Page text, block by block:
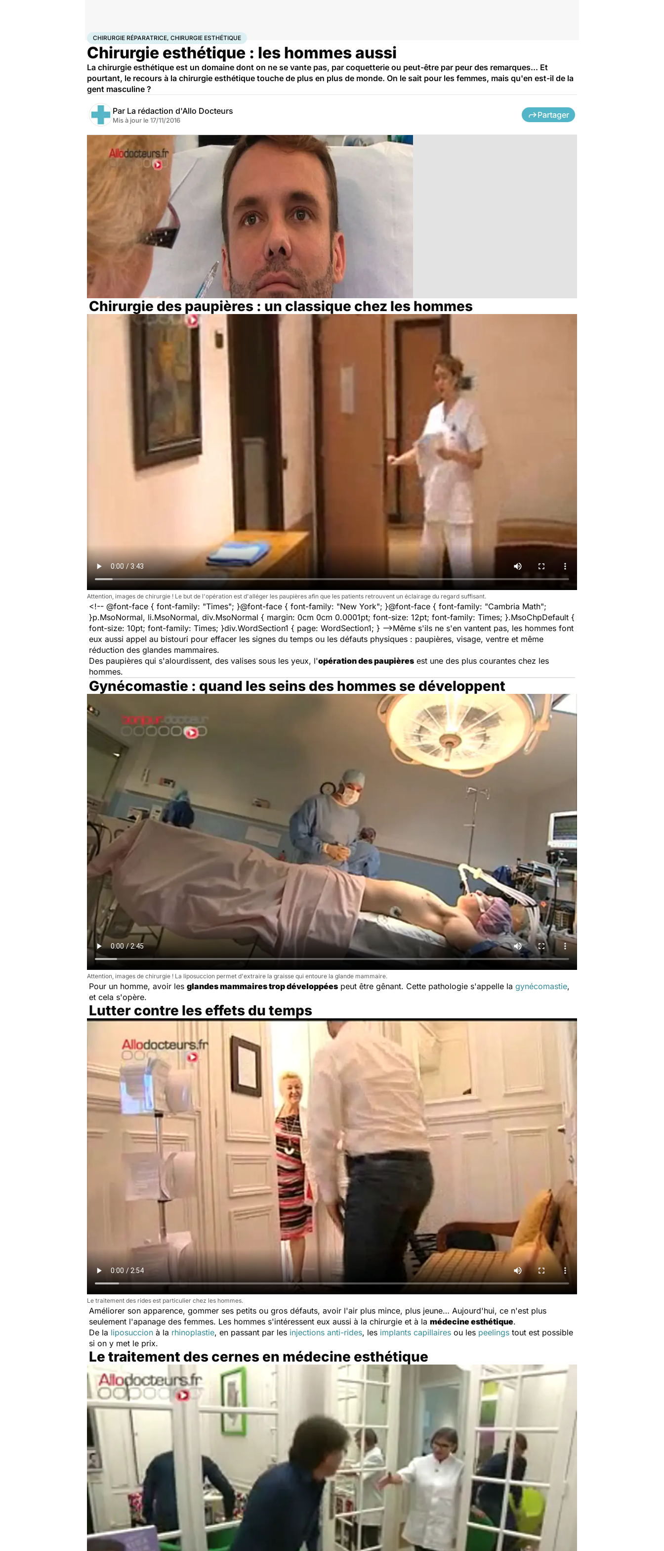
AccueilSantéMaladiesChirurgie réparatrice, chirurgie esthétique
CHIRURGIE RÉPARATRICE, CHIRURGIE ESTHÉTIQUE
Chirurgie esthétique : les hommes aussi
La chirurgie esthétique est un domaine dont on ne se vante pas, par coquetterie ou peut-être par peur des remarques... Et
pourtant, le recours à la chirurgie esthétique touche de plus en plus de monde. On le sait pour les femmes, mais qu'en est-il de la
gent masculine ?
Par La rédaction d'Allo Docteurs
Mis à jour le 17/11/2016
Partager
Chirurgie des paupières : un classique chez les hommes
Attention, images de chirurgie ! Le but de l'opération est d'alléger les paupières afin que les patients retrouvent un éclairage du regard suffisant.
<!-- @font-face { font-family: "Times"; }@font-face { font-family: "New York"; }@font-face { font-family: "Cambria Math";
}p.MsoNormal, li.MsoNormal, div.MsoNormal { margin: 0cm 0cm 0.0001pt; font-size: 12pt; font-family: Times; }.MsoChpDefault {
font-size: 10pt; font-family: Times; }div.WordSection1 { page: WordSection1; } -->Même s'ils ne s'en vantent pas, les hommes font
eux aussi appel au bistouri pour effacer les signes du temps ou les défauts physiques : paupières, visage, ventre et même
réduction des glandes mammaires.
Des paupières qui s'alourdissent, des valises sous les yeux, l'opération des paupières est une des plus courantes chez les
hommes.
Gynécomastie : quand les seins des hommes se développent
Attention, images de chirurgie ! La liposuccion permet d'extraire la graisse qui entoure la glande mammaire.
Pour un homme, avoir les glandes mammaires trop développées peut être gênant. Cette pathologie s'appelle la gynécomastie,
et cela s'opère.
Lutter contre les effets du temps
Le traitement des rides est particulier chez les hommes.
Améliorer son apparence, gommer ses petits ou gros défauts, avoir l'air plus mince, plus jeune… Aujourd'hui, ce n'est plus
seulement l'apanage des femmes. Les hommes s'intéressent eux aussi à la chirurgie et à la médecine esthétique.
De la liposuccion à la rhinoplastie, en passant par les injections anti-rides, les implants capillaires ou les peelings tout est possible
si on y met le prix.
Le traitement des cernes en médecine esthétique